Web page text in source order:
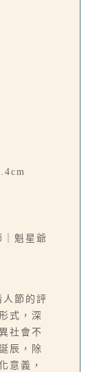
魁星爺
節的評
式，深
社會不
辰，除
意義，